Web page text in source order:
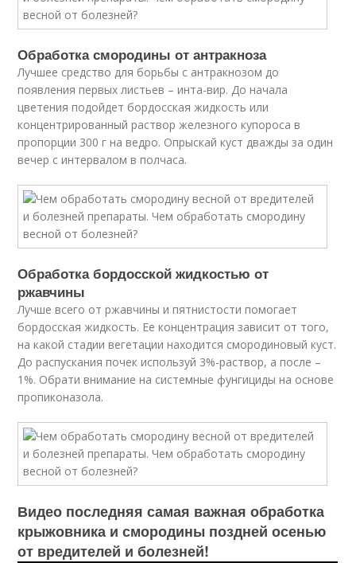
Обработка смородины от антракноза
Лучшее средство для борьбы с антракнозом до
появления первых листьев – инта-вир. До начала
цветения подойдет бордосская жидкость или
концентрированный раствор железного купороса в
пропорции 300 г на ведро. Опрыскай куст дважды за один
вечер с интервалом в полчаса.
Обработка бордосской жидкостью от
ржавчины
Лучше всего от ржавчины и пятнистости помогает
бордосская жидкость. Ее концентрация зависит от того,
на какой стадии вегетации находится смородиновый куст.
До распускания почек используй 3%-раствор, а после –
1%. Обрати внимание на системные фунгициды на основе
пропиконазола.
Видео последняя самая важная обработка
крыжовника и смородины поздней осенью
от вредителей и болезней!